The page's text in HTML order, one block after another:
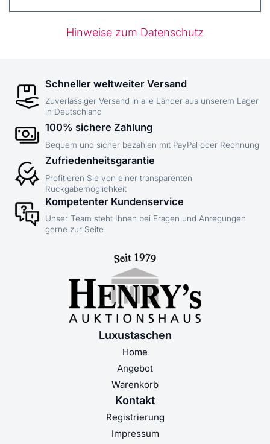
Hinweise zum Datenschutz
Schneller weltweiter Versand
Zuverlässiger Versand in alle Länder aus unserem Lager
in Deutschland
100% sichere Zahlung
Bequem und sicher bezahlen mit PayPal oder Rechnung
Zufriedenheitsgarantie
Profitieren Sie von einer transparenten
Rückgabemöglichkeit
Kompetenter Kundenservice
Unser Team steht Ihnen bei Fragen und Anregungen
gerne zur Seite
Luxustaschen
Home
Angebot
Warenkorb
Kontakt
Registrierung
Impressum